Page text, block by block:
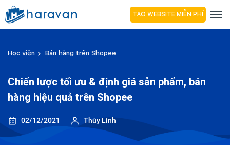
TẠO WEBSITE MIỄN PHÍ
Học viện Bán hàng trên Shopee
Chiến lược tối ưu & định giá sản phẩm, bán
hàng hiệu quả trên Shopee
02/12/2021 Thùy Linh